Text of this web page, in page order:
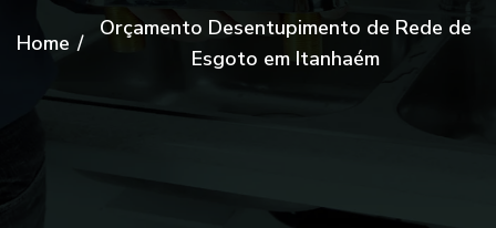
Home /
Orçamento Desentupimento de Rede de
Esgoto em Itanhaém